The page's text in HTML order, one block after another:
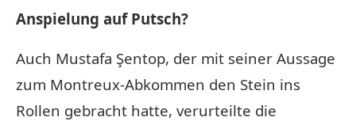
Anspielung auf Putsch?
Auch Mustafa Şentop, der mit seiner Aussage
zum Montreux-Abkommen den Stein ins
Rollen gebracht hatte, verurteilte die